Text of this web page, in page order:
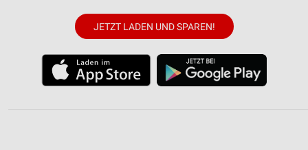
JETZT LADEN UND SPAREN!